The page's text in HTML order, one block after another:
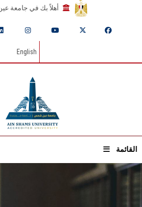
أهلاً بك في جامعة
English
القائمة